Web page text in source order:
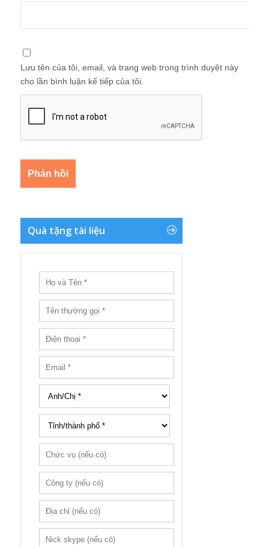
Lưu tên của tôi, email, và trang web trong trình duyệt này
cho lần bình luận kế tiếp của tôi.
Quà tặng tài liệu